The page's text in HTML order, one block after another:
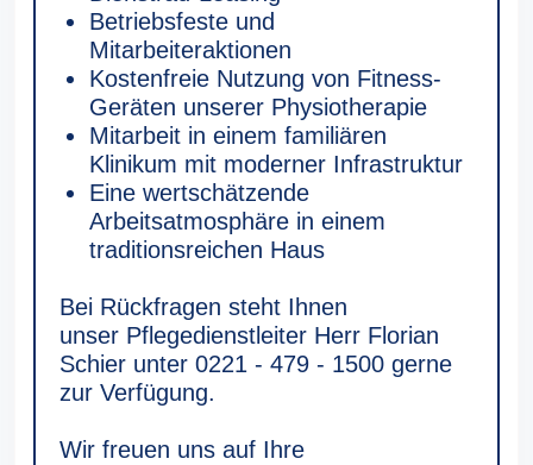
Betriebsfeste und
Mitarbeiteraktionen
Kostenfreie Nutzung von Fitness-
Geräten unserer Physiotherapie
Mitarbeit in einem familiären
Klinikum mit moderner Infrastruktur
Eine wertschätzende
Arbeitsatmosphäre in einem
traditionsreichen Haus
Bei Rückfragen steht Ihnen
unser Pflegedienstleiter Herr Florian
Schier unter 0221 - 479 - 1500 gerne
zur Verfügung.
Wir freuen uns auf Ihre